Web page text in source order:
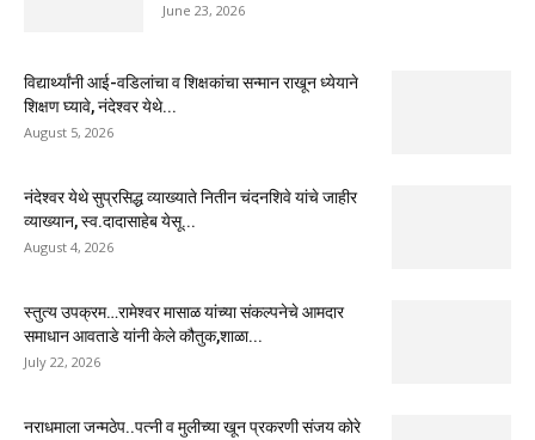
June 23, 2026
विद्यार्थ्यांनी आई-वडिलांचा व शिक्षकांचा सन्मान राखून ध्येयाने
शिक्षण घ्यावे, नंदेश्वर येथे...
August 5, 2026
नंदेश्वर येथे सुप्रसिद्ध व्याख्याते नितीन चंदनशिवे यांचे जाहीर
व्याख्यान, स्व.दादासाहेब येसू...
August 4, 2026
स्तुत्य उपक्रम…रामेश्वर मासाळ यांच्या संकल्पनेचे आमदार
समाधान आवताडे यांनी केले कौतुक,शाळा...
July 22, 2026
नराधमाला जन्मठेप..पत्नी व मुलीच्या खून प्रकरणी संजय कोरे